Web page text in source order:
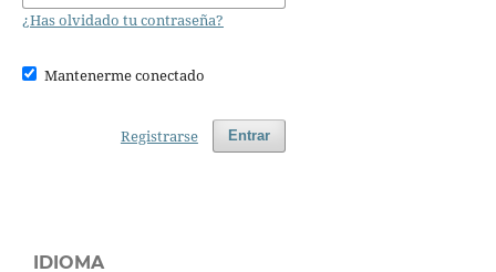
¿Has olvidado tu contraseña?
Mantenerme conectado
Entrar
Registrarse
IDIOMA